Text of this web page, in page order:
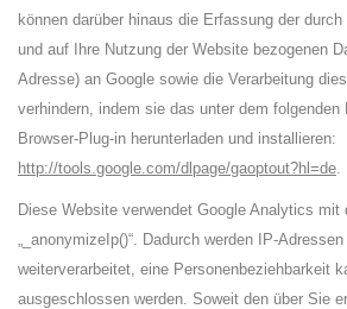
können darüber hinaus die Erfassung der
und auf Ihre Nutzung der Website bezogenen
Adresse) an Google sowie die Verarbeitung
verhindern, indem sie das unter dem folgenden
Browser-Plug-in herunterladen und installieren:
http://tools.google.com/dlpage/gaoptout?hl=de.
Diese Website verwendet Google Analytics mit
„_anonymizeIp()“. Dadurch werden IP-
weiterverarbeitet, eine Personenbeziehbarkeit
ausgeschlossen werden. Soweit den über Sie